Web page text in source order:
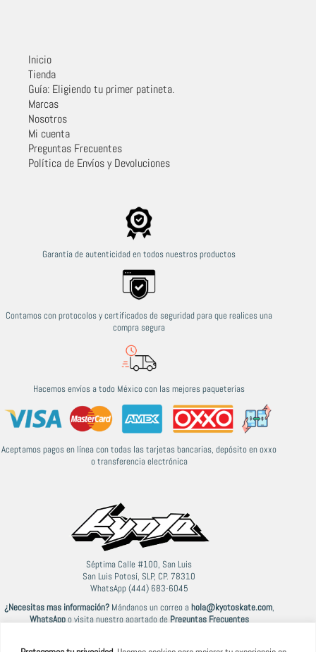
Inicio
Tienda
Guía: Eligiendo tu primer patineta.
Marcas
Nosotros
Mi cuenta
Preguntas Frecuentes
Política de Envíos y Devoluciones
Garantía de autenticidad en todos nuestros productos
Contamos con protocolos y certificados de seguridad para que realices una
compra segura
Hacemos envíos a todo México con las mejores paqueterías
Aceptamos pagos en línea con todas las tarjetas bancarias, depósito en oxxo
o transferencia electrónica
Séptima Calle #100, San Luis
San Luis Potosí, SLP, CP. 78310
WhatsApp (444) 683-6045
¿Necesitas mas información?Mándanos un correo ahola@kyotoskate.com,
WhatsAppo visita nuestro apartado de Preguntas Frecuentes